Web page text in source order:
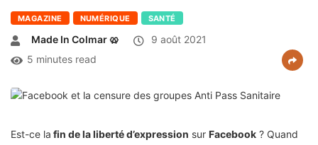
MAGAZINE NUMÉRIQUE SANTÉ
Made In Colmar 🥨
9 août 2021
5 minutes read
Est-ce la fin de la liberté d’expression sur Facebook ? Quand